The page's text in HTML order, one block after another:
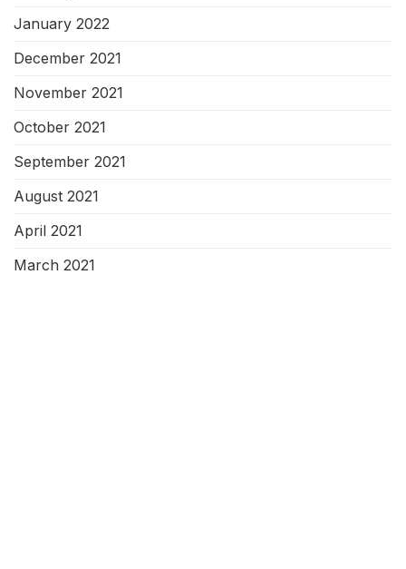
January 2022
December 2021
November 2021
October 2021
September 2021
August 2021
April 2021
March 2021